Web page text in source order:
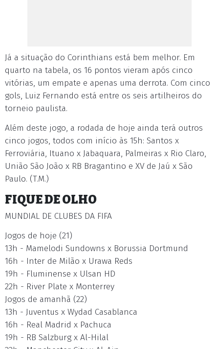
Já a situação do Corinthians está bem melhor. Em
quarto na tabela, os 16 pontos vieram após cinco
vitórias, um empate e apenas uma derrota. Com cinco
gols, Luiz Fernando está entre os seis artilheiros do
torneio paulista.
Além deste jogo, a rodada de hoje ainda terá outros
cinco jogos, todos com início às 15h: Santos x
Ferroviária, Ituano x Jabaquara, Palmeiras x Rio Claro,
União São João x RB Bragantino e XV de Jaú x São
Paulo. (T.M.)
FIQUE DE OLHO
MUNDIAL DE CLUBES DA FIFA
Jogos de hoje (21)
13h - Mamelodi Sundowns x Borussia Dortmund
16h - Inter de Milão x Urawa Reds
19h - Fluminense x Ulsan HD
22h - River Plate x Monterrey
Jogos de amanhã (22)
13h - Juventus x Wydad Casablanca
16h - Real Madrid x Pachuca
19h - RB Salzburg x Al-Hilal